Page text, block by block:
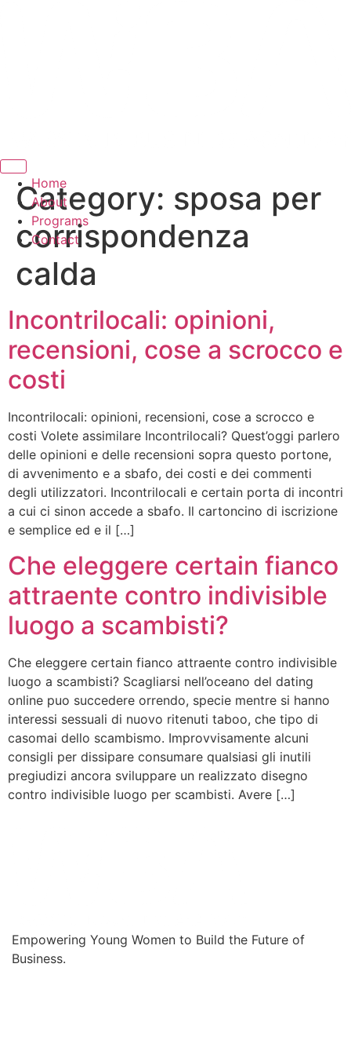
Home
About
Programs
Contact
Hamburger Toggle Menu
Category: sposa per
corrispondenza
calda
Incontrilocali: opinioni,
recensioni, cose a scrocco e
costi
Incontrilocali: opinioni, recensioni, cose a scrocco e
costi Volete assimilare Incontrilocali? Quest’oggi parlero
delle opinioni e delle recensioni sopra questo portone,
di avvenimento e a sbafo, dei costi e dei commenti
degli utilizzatori. Incontrilocali e certain porta di incontri
a cui ci sinon accede a sbafo. Il cartoncino di iscrizione
e semplice ed e il […]
Che eleggere certain fianco
attraente contro indivisible
luogo a scambisti?
Che eleggere certain fianco attraente contro indivisible
luogo a scambisti? Scagliarsi nell’oceano del dating
online puo succedere orrendo, specie mentre si hanno
interessi sessuali di nuovo ritenuti taboo, che tipo di
casomai dello scambismo. Improvvisamente alcuni
consigli per dissipare consumare qualsiasi gli inutili
pregiudizi ancora sviluppare un realizzato disegno
contro indivisible luogo per scambisti. Avere […]
Empowering Young Women to Build the Future of
Business.